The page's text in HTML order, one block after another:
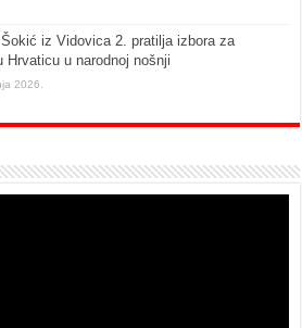
iz Vidovica 2. pratilja izbora za
Hrvaticu u narodnoj nošnji
2026.